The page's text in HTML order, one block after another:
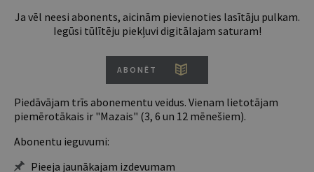
Ja vēl neesi abonents, aicinām pievienoties lasītāju pulkam.
Iegūsi tūlītēju piekļuvi digitālajam saturam!
ABONĒT
Piedāvājam trīs abonementu veidus. Vienam lietotājam
piemērotākais ir "Mazais" (3, 6 un 12 mēnešiem).
Abonentu ieguvumi:
Pieeja jaunākajam izdevumam